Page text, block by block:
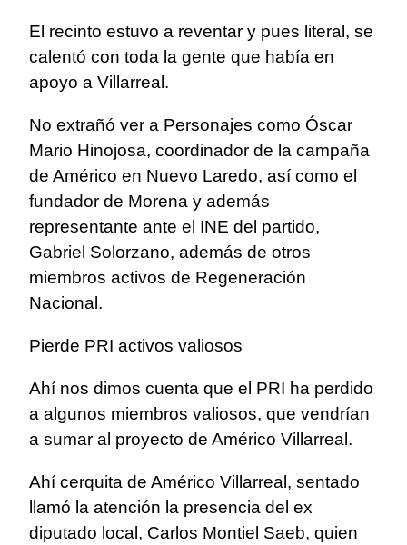
El recinto estuvo a reventar y pues literal, se
calentó con toda la gente que había en
apoyo a Villarreal.
No extrañó ver a Personajes como Óscar
Mario Hinojosa, coordinador de la campaña
de Américo en Nuevo Laredo, así como el
fundador de Morena y además
representante ante el INE del partido,
Gabriel Solorzano, además de otros
miembros activos de Regeneración
Nacional.
Pierde PRI activos valiosos
Ahí nos dimos cuenta que el PRI ha perdido
a algunos miembros valiosos, que vendrían
a sumar al proyecto de Américo Villarreal.
Ahí cerquita de Américo Villarreal, sentado
llamó la atención la presencia del ex
diputado local, Carlos Montiel Saeb, quien